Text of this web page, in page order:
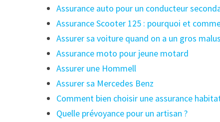
Assurance auto pour un conducteur
Assurance Scooter 125 : pourquoi et
Assurer sa voiture quand on a un gros malus
Assurance moto pour jeune motard
Assurer une Hommell
Assurer sa Mercedes Benz
Comment bien choisir une assurance
Quelle prévoyance pour un artisan ?